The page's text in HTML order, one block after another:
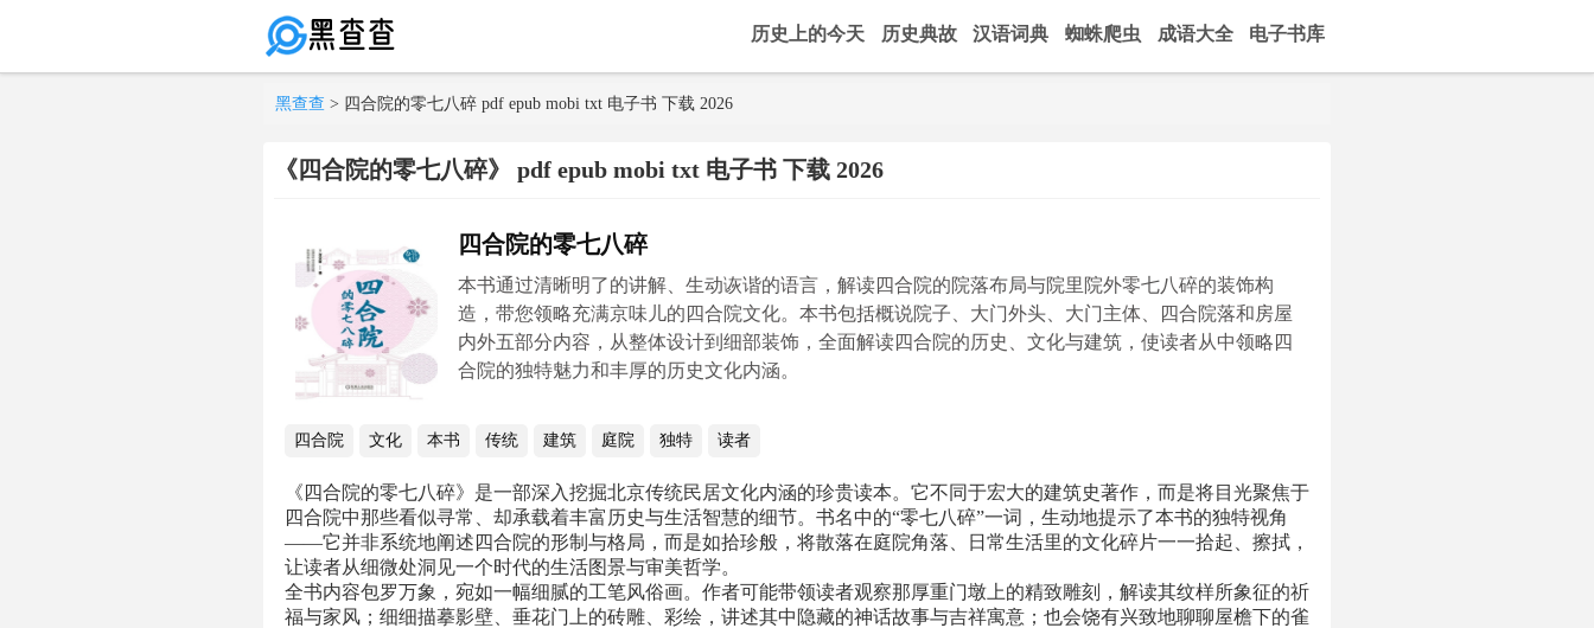
历史上的今天 历史典故 汉语词典 蜘蛛爬虫 成语大全 电子书库
黑查查 > 四合院的零七八碎 pdf epub mobi txt 电子书 下载 2026
《四合院的零七八碎》 pdf epub mobi txt 电子书 下载 2026
四合院的零七八碎
本书通过清晰明了的讲解、生动诙谐的语言，解读四合院的院落布局与院里院外零七八碎的装饰构
造，带您领略充满京味儿的四合院文化。本书包括概说院子、大门外头、大门主体、四合院落和房屋
内外五部分内容，从整体设计到细部装饰，全面解读四合院的历史、文化与建筑，使读者从中领略四
合院的独特魅力和丰厚的历史文化内涵。
四合院 文化 本书 传统 建筑 庭院 独特 读者
《四合院的零七八碎》是一部深入挖掘北京传统民居文化内涵的珍贵读本。它不同于宏大的建筑史著作，而是将目光聚焦于
四合院中那些看似寻常、却承载着丰富历史与生活智慧的细节。书名中的“零七八碎”一词，生动地提示了本书的独特视角
——它并非系统地阐述四合院的形制与格局，而是如拾珍般，将散落在庭院角落、日常生活里的文化碎片一一拾起、擦拭，
让读者从细微处洞见一个时代的生活图景与审美哲学。
全书内容包罗万象，宛如一幅细腻的工笔风俗画。作者可能带领读者观察那厚重门墩上的精致雕刻，解读其纹样所象征的祈
福与家风；细细描摹影壁、垂花门上的砖雕、彩绘，讲述其中隐藏的神话故事与吉祥寓意；也会饶有兴致地聊聊屋檐下的雀